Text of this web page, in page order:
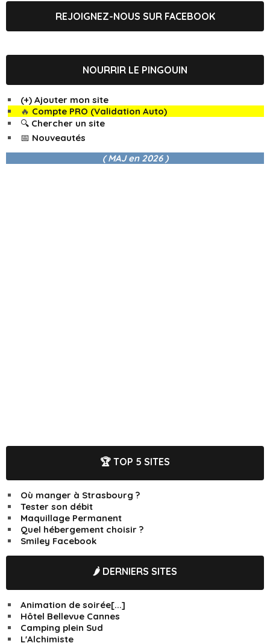
REJOIGNEZ-NOUS SUR FACEBOOK
NOURRIR LE PINGOUIN
(+) Ajouter mon site
🔥 Compte PRO (Validation Auto)
🔍 Chercher un site
📅 Nouveautés
( MAJ en 2026 )
🏆 TOP 5 SITES
Où manger à Strasbourg ?
Tester son débit
Maquillage Permanent
Quel hébergement choisir ?
Smiley Facebook
🌶️ DERNIERS SITES
Animation de soirée[...]
Hôtel Bellevue Cannes
Camping plein Sud
L'Alchimiste